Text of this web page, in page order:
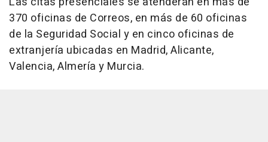
370 oficinas de Correos, en más de 60 oficinas
de la Seguridad Social y en cinco oficinas de
extranjería ubicadas en Madrid, Alicante,
Valencia, Almería y Murcia.